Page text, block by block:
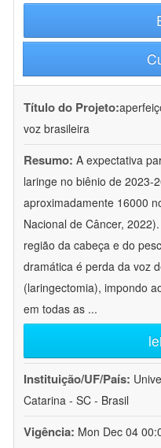
Título do Projeto:
voz brasileira
Resumo: A expectativa
laringe no biênio de 2023-
aproximadamente 16000
Nacional de Câncer,
região da cabeça e do
dramática é perda da voz
(laringectomia), impondo
em todas as ...
Instituição/UF/País:
Catarina - SC - Brasil
Vigência: Mon Dec 04